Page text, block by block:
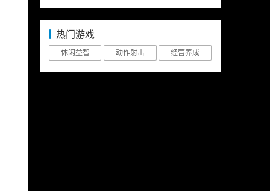
热门游戏
休闲益智 动作射击 经营养成